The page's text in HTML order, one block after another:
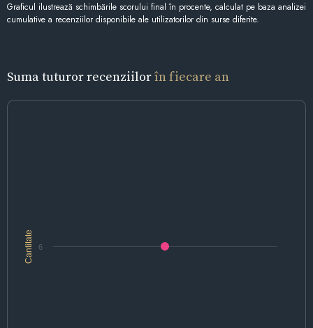
Graficul ilustrează schimbările scorului final în procente, calculat pe baza analizei
cumulative a recenziilor disponibile ale utilizatorilor din surse diferite.
Suma tuturor recenziilorîn fiecare an
Cantitate 6